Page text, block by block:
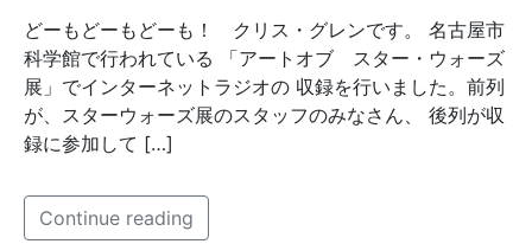
どーもどーもどーも！ クリス・グレンです。 名古屋市
科学館で行われている 「アートオブ スター・ウォーズ
展」でインターネットラジオの 収録を行いました。前列
が、スターウォーズ展のスタッフのみなさん、 後列が収
録に参加して […]
Continue reading